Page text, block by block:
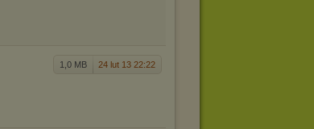
1,0 MB 24 lut 13 22:22